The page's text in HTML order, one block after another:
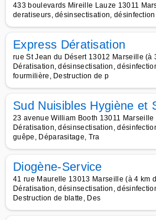
433 boulevards Mireille Lauze 13011
deratiseurs, désinsectisation,
Express Dératisation
rue St Jean du Désert 13012 Marseille (à
Dératisation, désinsectisation,
fourmilière, Destruction de p
Sud Nuisibles Hygiène et
23 avenue William Booth 13011
Dératisation, désinsectisation,
guêpe, Déparasitage, Tra
Diogène-Service
41 rue Maurelle 13013 Marseille (à 4 km
Dératisation, désinsectisation,
Destruction de blatte, Des